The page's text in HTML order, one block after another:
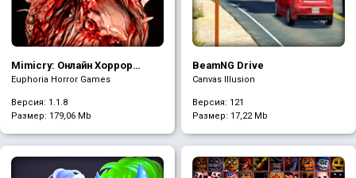
Mimicry: Онлайн Хоррор
Экшен
Euphoria Horror Games
Версия: 1.1.8
Размер: 179,06 Mb
BeamNG Drive
Canvas Illusion
Версия: 121
Размер: 17,22 Mb